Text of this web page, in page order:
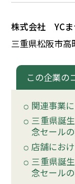
株式会社 YCま
三重県松阪市高
この企業の
関連事業
三重県誕
念セール
店舗にお
三重県誕
念セール